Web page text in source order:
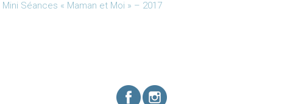
Mini Séances « Maman et Moi » – 2017